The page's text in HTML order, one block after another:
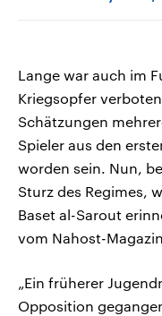
Lange war auch im
Kriegsopfer
Schätzungen
Spieler aus den
worden sein. Nun,
Sturz des Regimes,
Baset al-Sarout
vom Nahost-
„Ein früherer
Opposition